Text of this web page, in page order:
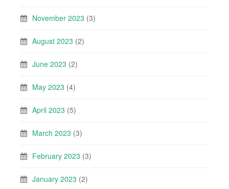
November 2023 (3)
August 2023 (2)
June 2023 (2)
May 2023 (4)
April 2023 (5)
March 2023 (3)
February 2023 (3)
January 2023 (2)